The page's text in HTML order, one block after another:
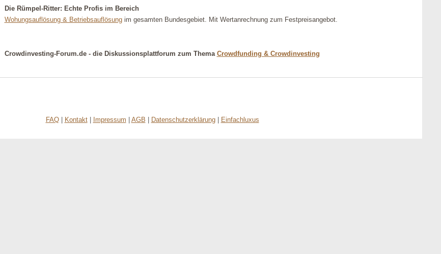
Die Rümpel-Ritter: Echte Profis im Bereich
Wohungsauflösung & Betriebsauflösungim gesamten Bundesgebiet. Mit Wertanrechnung zum Festpreisangebot.
Crowdinvesting-Forum.de - die Diskussionsplattforum zum Thema Crowdfunding & Crowdinvesting
FAQ| Kontakt| Impressum | AGB | Datenschutzerklärung| Einfachluxus